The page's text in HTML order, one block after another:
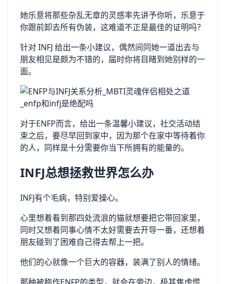
她乐意将那些杂乱无章的灵感率先讲予你听，乐意于
你跟前卸去所有伪装，这难道不正是最佳的证明吗？
针对 INFJ 给出一条小建议，偶然间同她一道出去与
朋友相见是颇为不错的，届时你将目睹到她别样的一
面。
对于ENFP而言，给出一条温馨小建议，社交活动结
束之后，要尽早回到家中，因为那个在家中等待着你
的人，同样是十分需要你当下所拥有的能量的。
INFJ总想拯救世界怎么办
INFJ有个毛病，特别爱操心。
心里想着看到那四处流浪的猫就想要把它带回家里，
同时又想着同事心情不太好需要去开导一番，还想着
朋友碰到了困难自己得去帮上一把。
他们的心就像一个巨大的容器，装满了别人的情绪。